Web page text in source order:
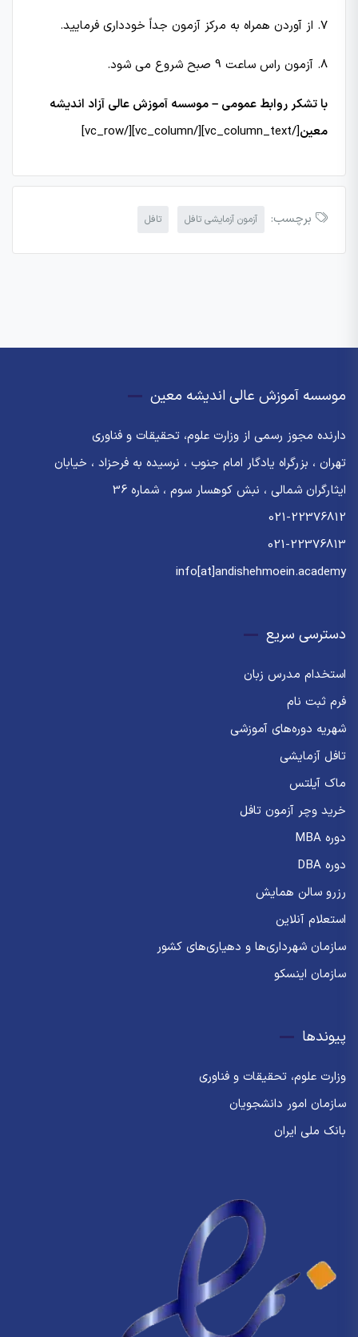
7. از آوردن همراه به مركز آزمون جداً خودداری فرمایید.
8. آزمون راس ساعت 9 صبح شروع می شود.
با تشکر روابط عمومی – موسسه آموزش عالی آزاد اندیشه
معین[/vc_column_text][/vc_column][/vc_row]
برچسب: آزمون آزمایشی تافل تافل
موسسه آموزش عالی اندیشه معین
دارنده مجوز رسمی از وزارت علوم، تحقیقات و فناوری
تهران ، بزرگراه یادگار امام جنوب ، نرسیده به فرحزاد ، خیابان
ایثارگران شمالی ، نبش کوهسار سوم ، شماره 36
021-22376812
021-22376813
info[at]andishehmoein.academy
دسترسی سریع
استخدام مدرس زبان
فرم ثبت نام
شهریه دوره‌های آموزشی
تافل آزمایشی
ماک آیلتس
خرید وچر آزمون تافل
دوره MBA
دوره DBA
رزرو سالن همایش
استعلام آنلاین
سازمان شهرداری‌ها و دهیاری‌های کشور
سازمان اینسکو
پیوندها
وزارت علوم، تحقیقات و فناوری
سازمان امور دانشجویان
بانک ملی ایران